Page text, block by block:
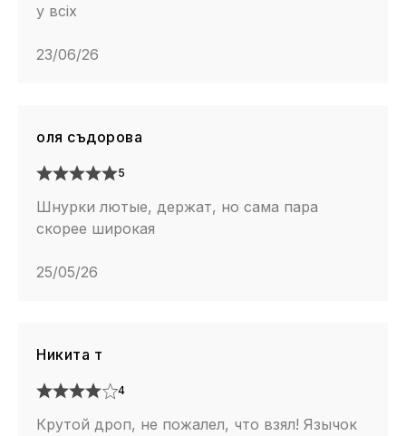
у всіх
23/06/26
оля съдорова
5
Шнурки лютые, держат, но сама пара
скорее широкая
25/05/26
Никита т
4
Крутой дроп, не пожалел, что взял! Язычок